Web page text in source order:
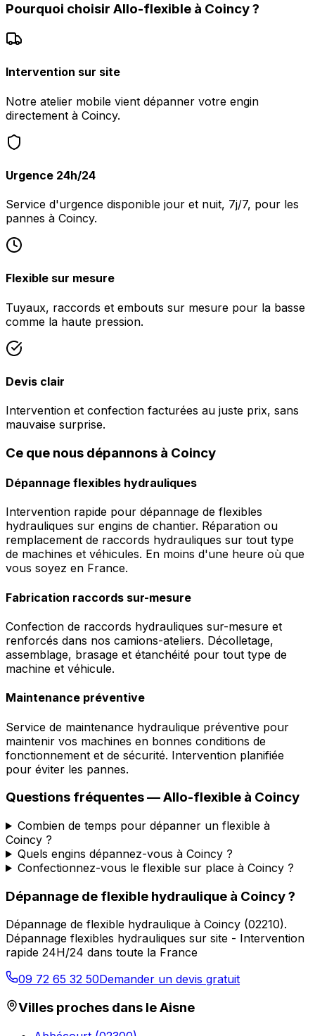
Pourquoi choisir Allo-flexible à Coincy?
Intervention sur site
Notre atelier mobile vient dépanner votre engin
directement à Coincy.
Urgence 24h/24
Service d'urgence disponible jour et nuit, 7j/7, pour les
pannes à Coincy.
Flexible sur mesure
Tuyaux, raccords et embouts sur mesure pour la basse
comme la haute pression.
Devis clair
Intervention et confection facturées au juste prix, sans
mauvaise surprise.
Ce que nous dépannons à Coincy
Dépannage flexibles hydrauliques
Intervention rapide pour dépannage de flexibles
hydrauliques sur engins de chantier. Réparation ou
remplacement de raccords hydrauliques sur tout type
de machines et véhicules. En moins d'une heure où que
vous soyez en France.
Fabrication raccords sur-mesure
Confection de raccords hydrauliques sur-mesure et
renforcés dans nos camions-ateliers. Décolletage,
assemblage, brasage et étanchéité pour tout type de
machine et véhicule.
Maintenance préventive
Service de maintenance hydraulique préventive pour
maintenir vos machines en bonnes conditions de
fonctionnement et de sécurité. Intervention planifiée
pour éviter les pannes.
Questions fréquentes —Allo-flexible à Coincy
Combien de temps pour dépanner un flexible à
Coincy ?
Quels engins dépannez-vous à Coincy ?
Confectionnez-vous le flexible sur place à Coincy ?
Dépannage de flexible hydraulique à Coincy?
Dépannage de flexible hydraulique à Coincy (02210).
Dépannage flexibles hydrauliques sur site - Intervention
rapide 24H/24 dans toute la France
09 72 65 32 50Demander un devis gratuit
Villes proches dans leAisne